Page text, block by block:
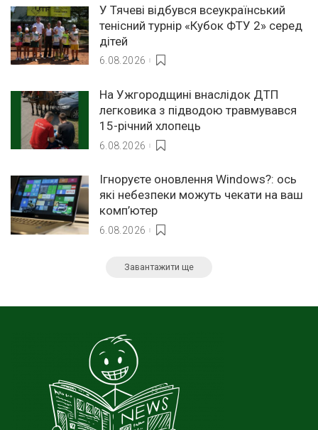
У Тячеві відбувся всеукраїнський
тенісний турнір «Кубок ФТУ 2» серед
дітей
6.08.2026
На Ужгородщині внаслідок ДТП
легковика з підводою травмувався
15-річний хлопець
6.08.2026
Ігноруєте оновлення Windows?: ось
які небезпеки можуть чекати на ваш
комп’ютер
6.08.2026
Завантажити ще